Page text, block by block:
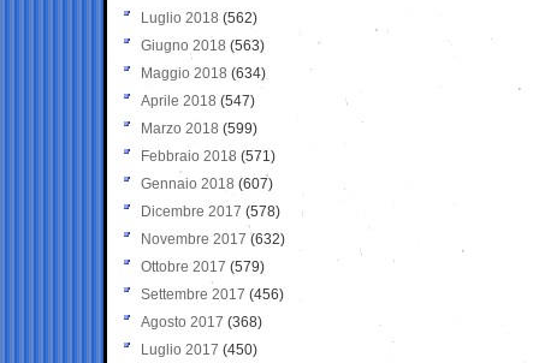
Luglio 2018 (562)
Giugno 2018 (563)
Maggio 2018 (634)
Aprile 2018 (547)
Marzo 2018 (599)
Febbraio 2018 (571)
Gennaio 2018 (607)
Dicembre 2017 (578)
Novembre 2017 (632)
Ottobre 2017 (579)
Settembre 2017 (456)
Agosto 2017 (368)
Luglio 2017 (450)